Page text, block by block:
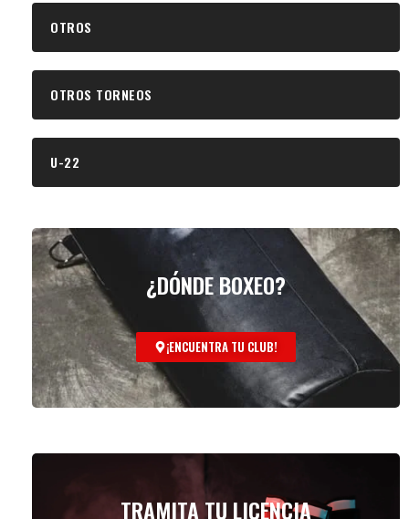
OTROS
OTROS TORNEOS
U-22
¿DÓNDE BOXEO?
¡ENCUENTRA TU CLUB!
TRAMITA TU LICENCIA